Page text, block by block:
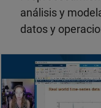
análisis y
datos y
Limpieza y